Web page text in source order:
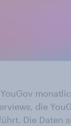
die
Die Daten